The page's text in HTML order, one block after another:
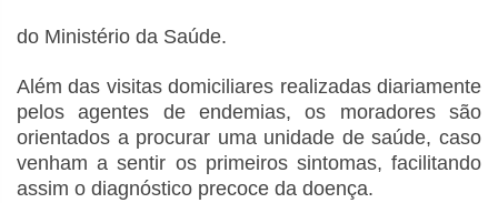
do Ministério da Saúde.
Além das visitas domiciliares realizadas diariamente
pelos agentes de endemias, os moradores são
orientados a procurar uma unidade de saúde, caso
venham a sentir os primeiros sintomas, facilitando
assim o diagnóstico precoce da doença.